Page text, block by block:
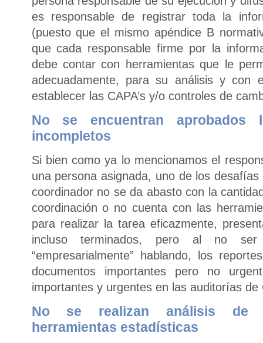
es responsable de registrar toda la
(puesto que el mismo apéndice B
que cada responsable firme por la
debe contar con herramientas que le
adecuadamente, para su análisis y con
establecer las CAPA’s y/o controles de
No se encuentran
incompletos
Si bien como ya lo mencionamos el
una persona asignada, uno de los
coordinador no se da abasto con la
coordinación o no cuenta con las
para realizar la tarea eficazmente,
incluso terminados, pero al no ser
“empresarialmente” hablando, los
documentos importantes pero no
importantes y urgentes en las auditorías de
No se realizan análisis de
herramientas estadísticas